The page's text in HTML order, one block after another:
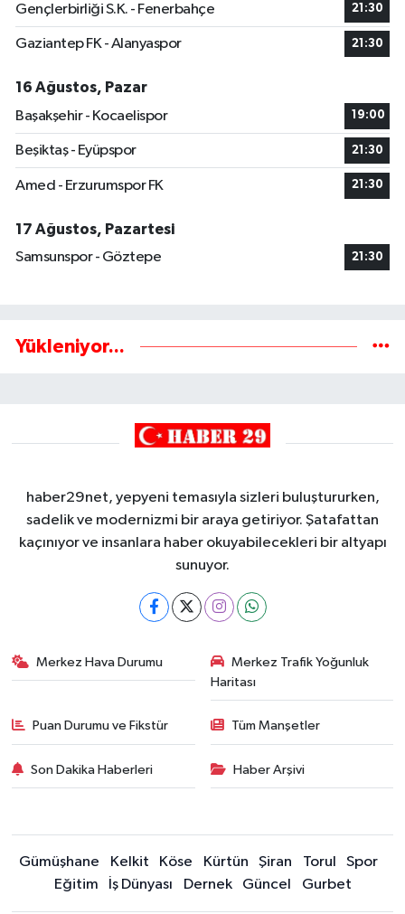
Gençlerbirliği S.K. - Fenerbahçe 21:30
Gaziantep FK - Alanyaspor 21:30
16 Ağustos, Pazar
Başakşehir - Kocaelispor
19:00
Beşiktaş - Eyüpspor 21:30
Amed - Erzurumspor FK 21:30
17 Ağustos, Pazartesi
Samsunspor - Göztepe
21:30
Yükleniyor...
haber29net, yepyeni temasıyla sizleri buluştururken,
sadelik ve modernizmi bir araya getiriyor. Şatafattan
kaçınıyor ve insanlara haber okuyabilecekleri bir altyapı
sunuyor.
Merkez Hava Durumu
Merkez Trafik Yoğunluk
Haritası
Puan Durumu ve Fikstür Tüm Manşetler
Son Dakika Haberleri Haber Arşivi
Gümüşhane Kelkit Köse Kürtün Şiran Torul
Spor
Eğitim
İş Dünyası Dernek Güncel Gurbet